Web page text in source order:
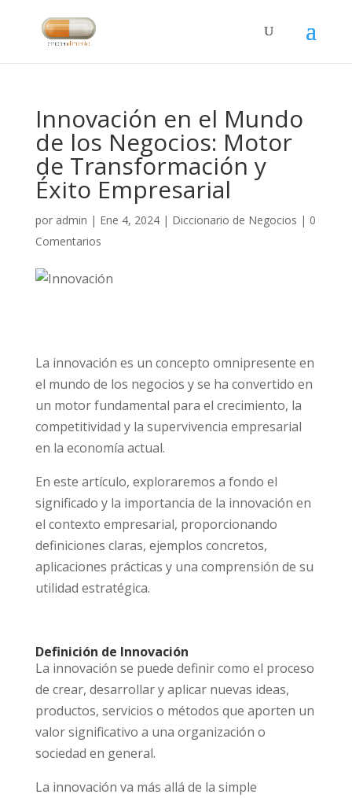
Innovación en el Mundo
de los Negocios: Motor
de Transformación y
Éxito Empresarial
por admin | Ene 4, 2024| Diccionario de Negocios | 0
Comentarios
La innovación es un concepto omnipresente en
el mundo de los negocios y se ha convertido en
un motor fundamental para el crecimiento, la
competitividad y la supervivencia empresarial
en la economía actual.
En este artículo, exploraremos a fondo el
significado y la importancia de la innovación en
el contexto empresarial, proporcionando
definiciones claras, ejemplos concretos,
aplicaciones prácticas y una comprensión de su
utilidad estratégica.
Definición de Innovación
La innovación se puede definir como el proceso
de crear, desarrollar y aplicar nuevas ideas,
productos, servicios o métodos que aporten un
valor significativo a una organización o
sociedad en general.
La innovación va más allá de la simple